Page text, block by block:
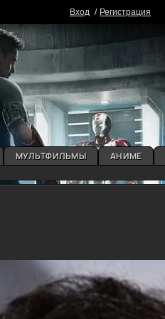
Вxoд Регистрация
МУЛЬТФИЛЬМЫ АНИМЕ